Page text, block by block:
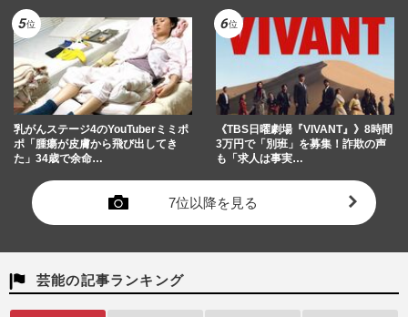
乳がんステージ4のYouTuberミミポ
ポ「腫瘍が皮膚から飛び出してき
た」34歳で余命…
《TBS日曜劇場『VIVANT』》8時間
3万円で「別班」を募集！詐欺の声
も「求人は事実…
7位以降を見る
芸能の記事ランキング